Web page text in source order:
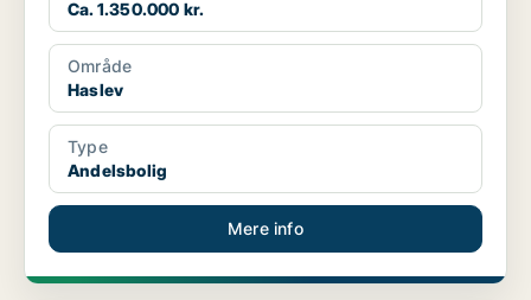
Ca. 1.350.000 kr.
Område
Haslev
Type
Andelsbolig
Mere info